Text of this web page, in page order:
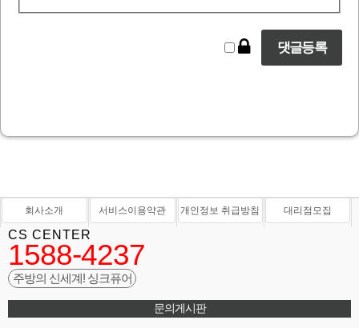
회사소개 서비스이용약관 개인정보 취급방침 대리점모집
CS CENTER
1588-4237
주방의 신세계! 싱크퓨어
문의게시판